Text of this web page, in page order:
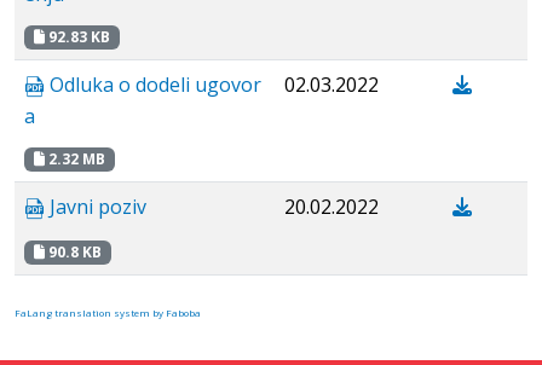
92.83 KB
Odluka o dodeli ugovor
a
2.32 MB
02.03.2022
Javni poziv
90.8 KB
20.02.2022
FaLang translation system by Faboba